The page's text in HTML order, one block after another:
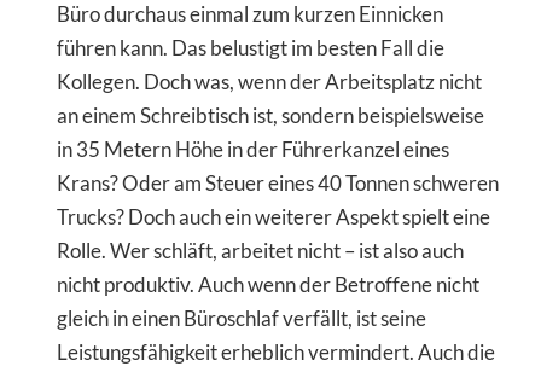
Büro durchaus einmal zum kurzen Einnicken
führen kann. Das belustigt im besten Fall die
Kollegen. Doch was, wenn der Arbeitsplatz nicht
an einem Schreibtisch ist, sondern beispielsweise
in 35 Metern Höhe in der Führerkanzel eines
Krans? Oder am Steuer eines 40 Tonnen schweren
Trucks? Doch auch ein weiterer Aspekt spielt eine
Rolle. Wer schläft, arbeitet nicht – ist also auch
nicht produktiv. Auch wenn der Betroffene nicht
gleich in einen Büroschlaf verfällt, ist seine
Leistungsfähigkeit erheblich vermindert. Auch die